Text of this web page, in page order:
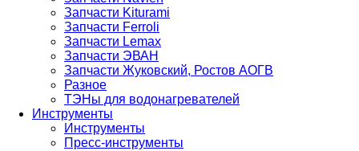
Запчасти Kiturami
Запчасти Ferroli
Запчасти Lemax
Запчасти ЭВАН
Запчасти Жуковский, Ростов АОГВ
Разное
ТЭНы для водонагревателей
Инструменты
Инструменты
Пресс-инструменты